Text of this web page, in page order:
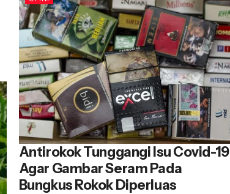
Antirokok Tunggangi Isu Covid-19
Agar Gambar Seram Pada
Bungkus Rokok Diperluas